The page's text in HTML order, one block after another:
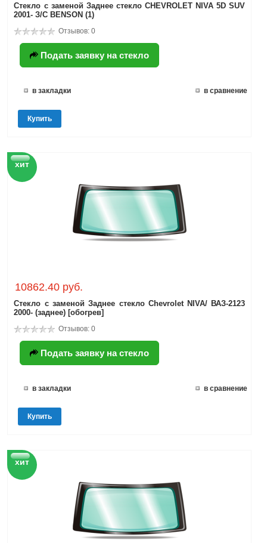
Стекло с заменой Заднее стекло CHEVROLET NIVA 5D SUV
2001- З/С BENSON (1)
Отзывов: 0
Подать заявку на стекло
в закладки в сравнение
Купить
хит
10862.40 руб.
Стекло с заменой Заднее стекло Chevrolet NIVA/ ВАЗ-2123
2000- (заднее) [обогрев]
Отзывов: 0
Подать заявку на стекло
в закладки в сравнение
Купить
хит